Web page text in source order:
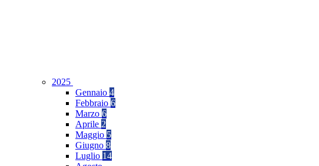
2025
Gennaio 4
Febbraio 6
Marzo 6
Aprile 2
Maggio 5
Giugno 8
Luglio 14